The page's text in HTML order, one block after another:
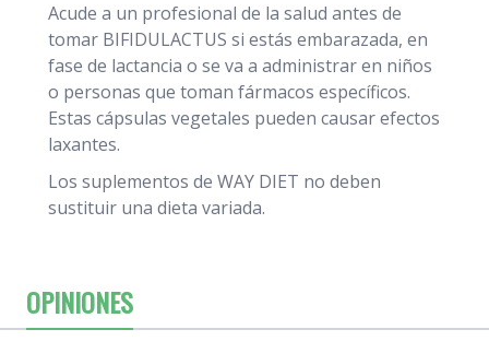
Acude a un profesional de la salud antes de
tomar BIFIDULACTUS si estás embarazada, en
fase de lactancia o se va a administrar en niños
o personas que toman fármacos específicos.
Estas cápsulas vegetales pueden causar efectos
laxantes.
Los suplementos de WAY DIET no deben
sustituir una dieta variada.
OPINIONES